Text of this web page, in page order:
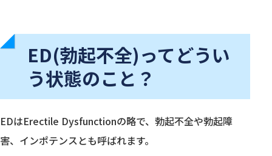
ED(勃起不全)ってどうい
う状態のこと？
EDはErectile Dysfunctionの略で、勃起不全や勃起障
害、インポテンスとも呼ばれます。